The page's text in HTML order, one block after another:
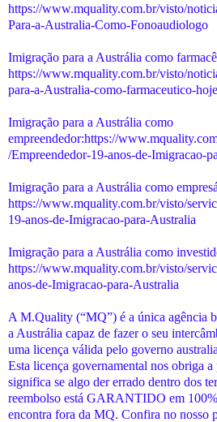
https://www.mquality.com.br/visto/
Para-a-Australia-Como-Fonoaudiologo
Imigração para a Austrália como
https://www.mquality.com.br/visto/
para-a-Australia-como-farmaceutico-
Imigração para a Austrália como
empreendedor:https://
/Empreendedor-19-anos-de-Imigracao-
Imigração para a Austrália como
https://www.mquality.com.br/visto/
19-anos-de-Imigracao-para-Australia
Imigração para a Austrália como
https://www.mquality.com.br/visto/
anos-de-Imigracao-para-Australia
A M.Quality (“MQ”) é a única agência
a Austrália capaz de fazer o seu
uma licença válida pelo governo
Esta licença governamental nos obriga
significa se algo der errado dentro dos
reembolso está GARANTIDO em
encontra fora da MQ. Confira no nosso